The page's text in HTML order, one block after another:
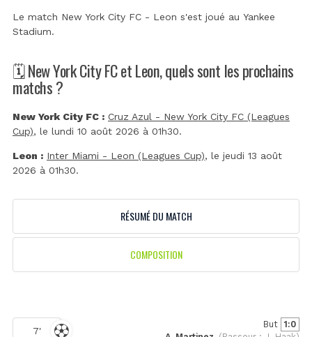
Le match New York City FC - Leon s'est joué au Yankee
Stadium.
🗓️ New York City FC et Leon, quels sont les prochains
matchs ?
New York City FC : Cruz Azul - New York City FC (Leagues
Cup), le lundi 10 août 2026 à 01h30.
Leon : Inter Miami - Leon (Leagues Cup), le jeudi 13 août
2026 à 01h30.
RÉSUMÉ DU MATCH
COMPOSITION
7'
But 1:0